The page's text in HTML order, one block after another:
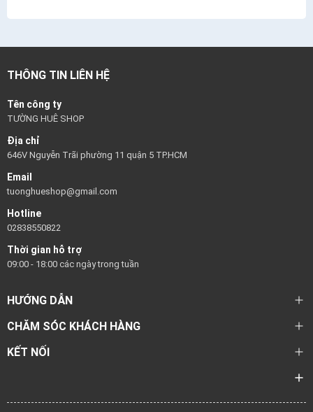
THÔNG TIN LIÊN HỆ
Tên công ty
TƯỜNG HUÊ SHOP
Địa chỉ
646V Nguyễn Trãi phường 11 quận 5 TP.HCM
Email
tuonghueshop@gmail.com
Hotline
02838550822
Thời gian hỗ trợ
09:00 - 18:00 các ngày trong tuần
HƯỚNG DẪN
CHĂM SÓC KHÁCH HÀNG
KẾT NỐI